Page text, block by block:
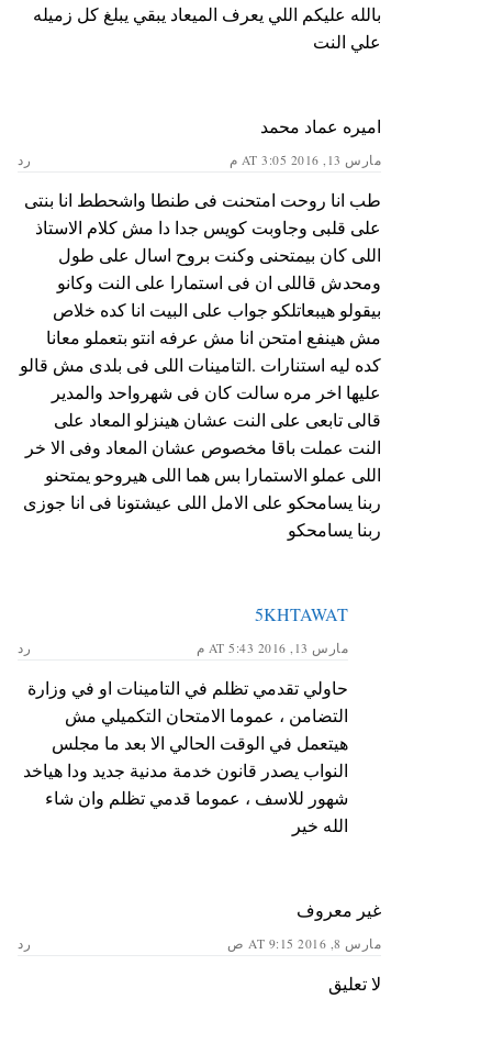
بالله عليكم اللي يعرف الميعاد يبقي يبلغ كل زميله
علي النت
اميره عماد محمد
مارس 13, 2016 AT 3:05 م رد
طب انا روحت امتحنت فى طنطا واشحطط انا بنتى
على قلبى وجاوبت كويس جدا دا مش كلام الاستاذ
اللى كان بيمتحنى وكنت بروح اسال على طول
ومحدش قاللى ان فى استمارا على النت وكانو
بيقولو هيبعاتلكو جواب على البيت انا كده خلاص
مش هينفع امتحن انا مش عرفه انتو بتعملو معانا
كده ليه استنارات .التامينات اللى فى بلدى مش قالو
عليها اخر مره سالت كان فى شهرواحد والمدير
قالى تابعى على النت عشان هينزلو المعاد على
النت عملت باقا مخصوص عشان المعاد وفى الا خر
اللى عملو الاستمارا بس هما اللى هيروحو يمتحنو
ربنا يسامحكو على الامل اللى عيشتونا فى انا جوزى
ربنا يسامحكو
5KHTAWAT
مارس 13, 2016 AT 5:43 م رد
حاولي تقدمي تظلم في التامينات او في وزارة
التضامن ، عموما الامتحان التكميلي مش
هيتعمل في الوقت الحالي الا بعد ما مجلس
النواب يصدر قانون خدمة مدنية جديد ودا هياخد
شهور للاسف ، عموما قدمي تظلم وان شاء
الله خير
غير معروف
مارس 8, 2016 AT 9:15 ص رد
لا تعليق